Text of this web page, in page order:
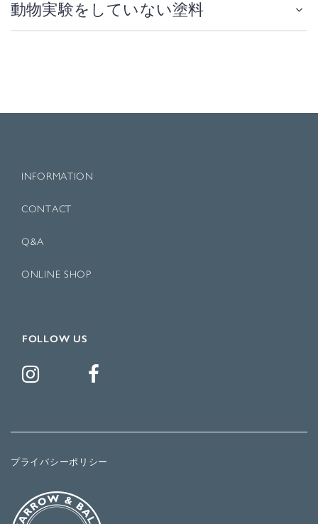
動物実験をしていない塗料
INFORMATION
CONTACT
Q&A
ONLINE SHOP
FOLLOW US
プライバシーポリシー